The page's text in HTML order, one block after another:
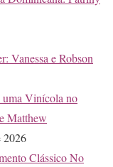
Vanessa e Robson
uma Vinícola no
Matthew
2026
Clássico No